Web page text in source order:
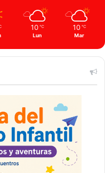
10 ℃
Lun
10 ℃
Mar